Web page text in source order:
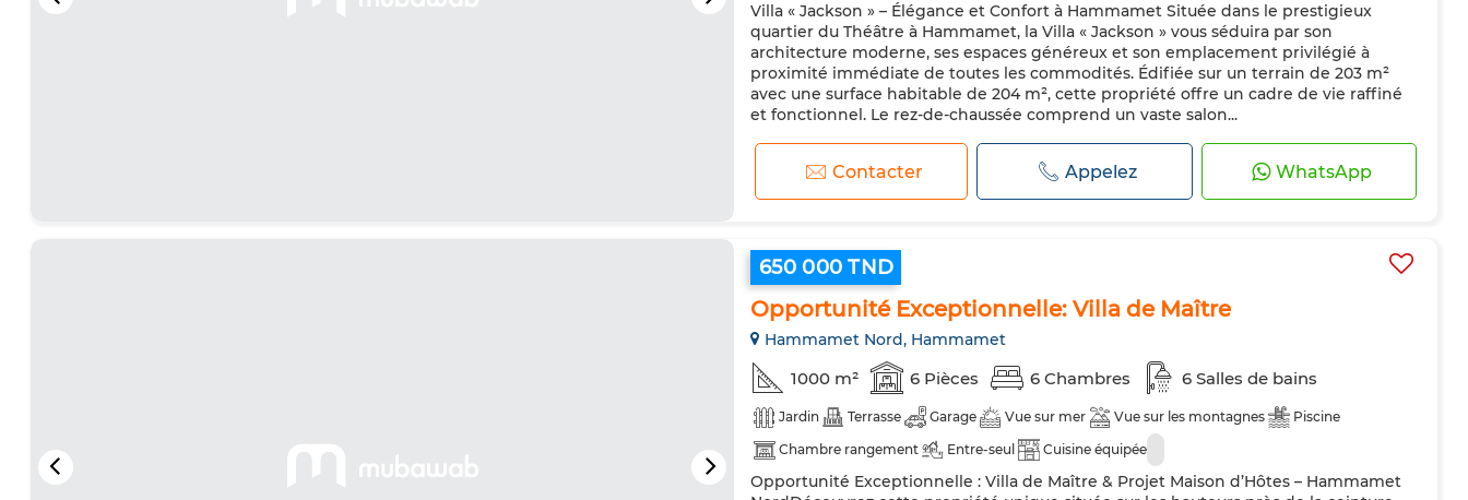
Micro-ondes
Villa « Jackson » – Élégance et Confort à Hammamet Située dans le prestigieux
quartier du Théâtre à Hammamet, la Villa « Jackson » vous séduira par son
architecture moderne, ses espaces généreux et son emplacement privilégié à
proximité immédiate de toutes les commodités. Édifiée sur un terrain de 203 m²
avec une surface habitable de 204 m², cette propriété offre un cadre de vie raffiné
et fonctionnel. Le rez-de-chaussée comprend un vaste salon...
Contacter Appelez WhatsApp
650 000 TND
Opportunité Exceptionnelle: Villa de Maître
Hammamet Nord, Hammamet
1000 m² 6 Pièces 6 Chambres 6 Salles de bains
Jardin Terrasse Garage Vue sur mer Vue sur les montagnes
Piscine
Chambre rangement
Entre-seul Cuisine équipée
Opportunité Exceptionnelle : Villa de Maître & Projet Maison d’Hôtes – Hammamet